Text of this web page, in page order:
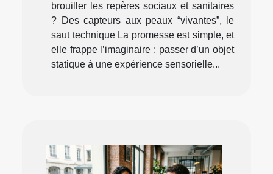
brouiller les repères sociaux et sanitaires
? Des capteurs aux peaux “vivantes”, le
saut technique La promesse est simple, et
elle frappe l’imaginaire : passer d’un objet
statique à une expérience sensorielle...